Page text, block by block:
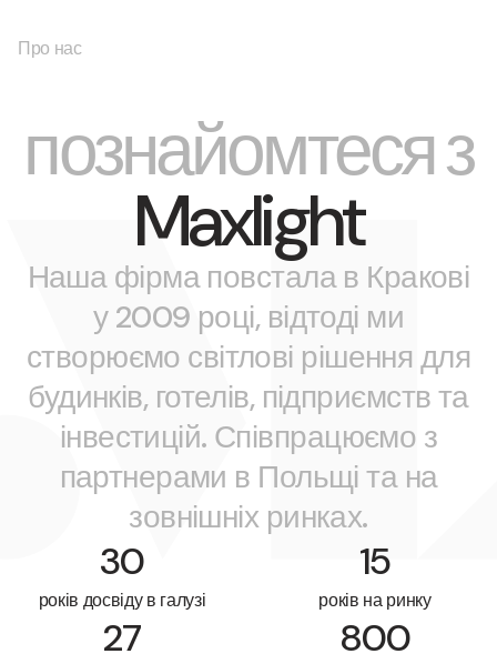
Про нас
познайомтеся з
Maxlight
Наша фірма повстала в Кракові
у 2009 році, відтоді ми
створюємо світлові рішення для
будинків, готелів, підприємств та
інвестицій. Співпрацюємо з
партнерами в Польщі та на
зовнішніх ринках.
30
років досвіду в галузі
15
років на ринку
27 800